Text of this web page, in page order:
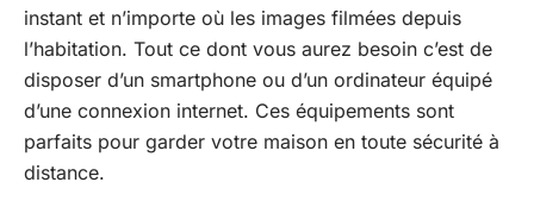
instant et n’importe où les images filmées depuis
l’habitation. Tout ce dont vous aurez besoin c’est de
disposer d’un smartphone ou d’un ordinateur équipé
d’une connexion internet. Ces équipements sont
parfaits pour garder votre maison en toute sécurité à
distance.